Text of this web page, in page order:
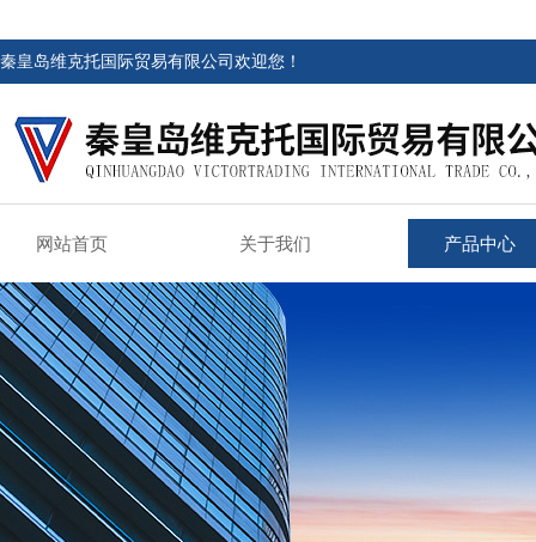
秦皇岛维克托国际贸易有限公司欢迎您！
网站首页 关于我们 产品中心